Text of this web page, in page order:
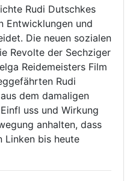
Rudi Dutschkes
Entwicklungen und
Die neuen sozialen
Revolte der Sechziger
Reidemeisters Film
Rudi
dem damaligen
uss und Wirkung
anhalten, dass
Linken bis heute